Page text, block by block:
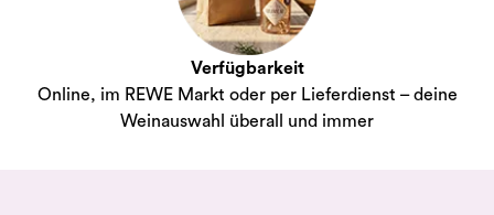
Verfügbarkeit
Online, im REWE Markt oder per Lieferdienst – deine
Weinauswahl überall und immer